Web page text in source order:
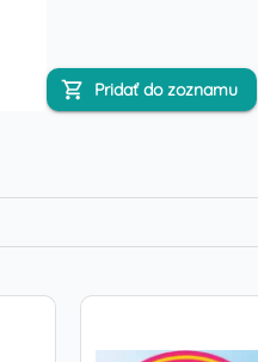
Pridať do zoznamu